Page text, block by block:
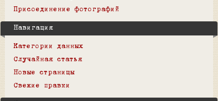
Присоединение фотографий
Навигация
Категории данных
Случайная статья
Новые страницы
Свежие правки